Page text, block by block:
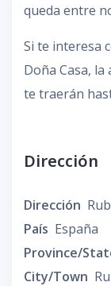
queda entre
Si te interesa
Doña Casa,
te traerán
Dirección
Dirección
País España
Province/
City/Town